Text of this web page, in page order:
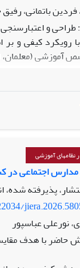
دانش‌آموزان نقش
فردین باتمانی،
و
رویکرد کیفی و
متخصص آموزشی
از طریق
شناسایی
ارائه‌شده
کم‌هزینه و
الگوی کاهش
نظامهای آموزشی
اجتماعی در
پذیرفته شده،
نورعلی عباسپور
حاضر با هدف